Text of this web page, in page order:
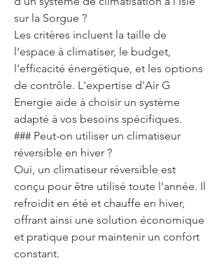
sur la Sorgue ?
Les critères incluent la taille de
l’espace à climatiser, le budget,
l'efficacité énergétique, et les options
de contrôle. L'expertise d'Air G
Energie aide à choisir un système
adapté à vos besoins spécifiques.
### Peut-on utiliser un climatiseur
réversible en hiver ?
Oui, un climatiseur réversible est
conçu pour être utilisé toute l'année. Il
refroidit en été et chauffe en hiver,
offrant ainsi une solution économique
et pratique pour maintenir un confort
constant.